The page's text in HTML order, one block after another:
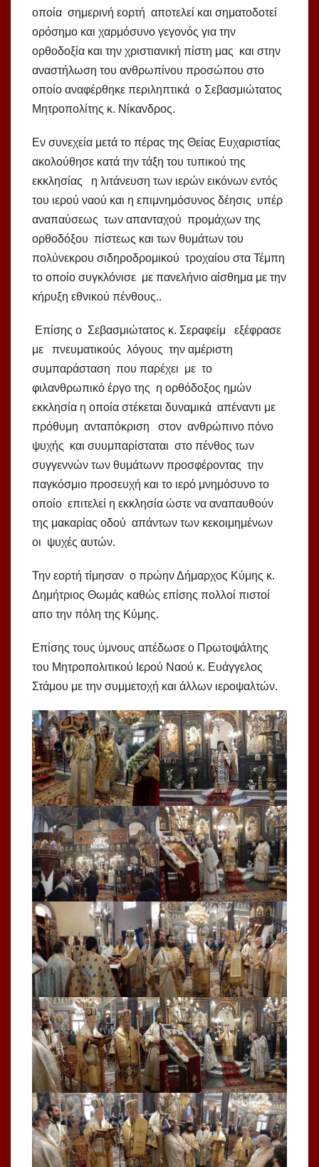
οποία σημερινή εορτή αποτελεί και σηματοδοτεί
ορόσημο και χαρμόσυνο γεγονός για την
ορθοδοξία και την χριστιανική πίστη μας και στην
αναστήλωση του ανθρωπίνου προσώπου στο
οποίο αναφέρθηκε περιληπτικά ο Σεβασμιώτατος
Μητροπολίτης κ. Νίκανδρος.
Εν συνεχεία μετά το πέρας της Θείας Ευχαριστίας
ακολούθησε κατά την τάξη του τυπικού της
εκκλησίας η λιτάνευση των ιερών εικόνων εντός
του ιερού ναού και η επιμνημόσυνος δέησις υπέρ
αναπαύσεως των απανταχού προμάχων της
ορθοδόξου πίστεως και των θυμάτων του
πολύνεκρου σιδηροδρομικού τροχαίου στα Τέμπη
το οποίο συγκλόνισε με πανελήνιο αίσθημα με την
κήρυξη εθνικού πένθους..
Επίσης ο Σεβασμιώτατος κ. Σεραφείμ εξέφρασε
με πνευματικούς λόγους την αμέριστη
συμπαράσταση που παρέχει με το
φιλανθρωπικό έργο της η ορθόδοξος ημών
εκκλησία η οποία στέκεται δυναμικά απέναντι με
πρόθυμη ανταπόκριση στον ανθρώπινο πόνο
ψυχής και συυμπαρίσταται στο πένθος των
συγγεννών των θυμάτωνν προσφέροντας την
παγκόσμιο προσευχή και το ιερό μνημόσυνο το
οποίο επιτελεί η εκκλησία ώστε να αναπαυθούν
της μακαρίας οδού απάντων των κεκοιμημένων
οι ψυχές αυτών.
Την εορτή τίμησαν ο πρώην Δήμαρχος Κύμης κ.
Δημήτριος Θωμάς καθώς επίσης πολλοί πιστοί
απο την πόλη της Κύμης.
Επίσης τους ύμνους απέδωσε ο Πρωτοψάλτης
του Μητροπολιτικού Ιερού Ναού κ. Ευάγγελος
Στάμου με την συμμετοχή και άλλων ιεροψαλτών.